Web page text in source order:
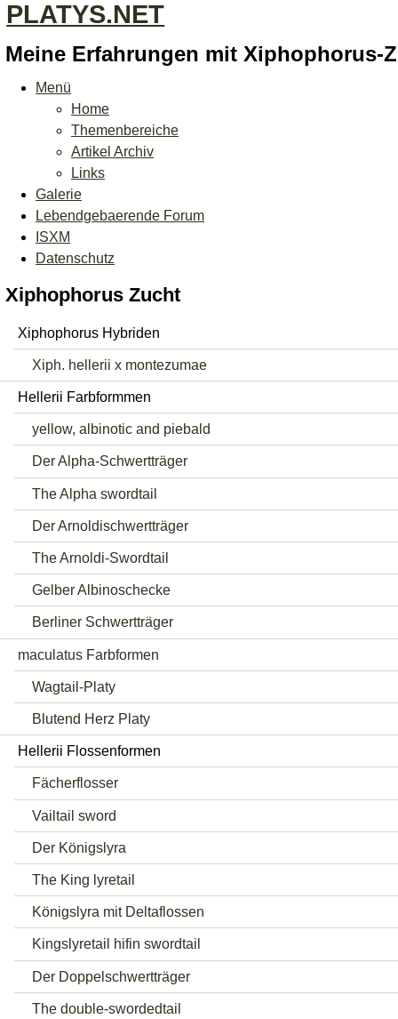
PLATYS.NET
Meine Erfahrungen mit Xiphophorus-
Menü
Home
Themenbereiche
Artikel Archiv
Links
Galerie
Lebendgebaerende Forum
ISXM
Datenschutz
Xiphophorus Zucht
Xiphophorus Hybriden
Xiph. hellerii x montezumae
Hellerii Farbformmen
yellow, albinotic and piebald
Der Alpha-Schwertträger
The Alpha swordtail
Der Arnoldischwertträger
The Arnoldi-Swordtail
Gelber Albinoschecke
Berliner Schwertträger
maculatus Farbformen
Wagtail-Platy
Blutend Herz Platy
Hellerii Flossenformen
Fächerflosser
Vailtail sword
Der Königslyra
The King lyretail
Königslyra mit Deltaflossen
Kingslyretail hifin swordtail
Der Doppelschwertträger
The double-swordedtail